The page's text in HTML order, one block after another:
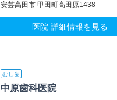
安芸高田市 甲田町高田原1438
医院 詳細情報を見る
むし歯
中原歯科医院